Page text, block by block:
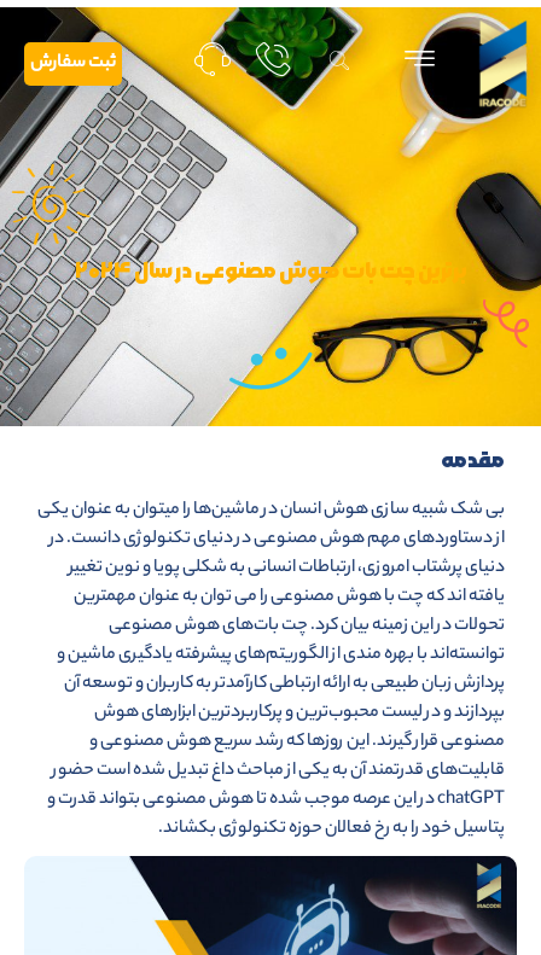
ثبت سفارش
برترین چت بات هوش مصنوعی در سال ۲۰۲۴
مقدمه
بی شک شبیه سازی هوش انسان در ماشین‌ها را میتوان به عنوان یکی
از دستاوردهای مهم هوش مصنوعی در دنیای تکنولوژی دانست. در
دنیای پرشتاب امروزی، ارتباطات انسانی به شکلی پویا و نوین تغییر
یافته اند که چت با هوش مصنوعی را می توان به عنوان مهمترین
تحولات در این زمینه بیان کرد. چت بات‌های هوش مصنوعی
توانسته‌اند با بهره مندی از الگوریتم‌های پیشرفته یادگیری ماشین و
پردازش زبان طبیعی به ارائه ارتباطی کارآمدتر به کاربران و توسعه آن
بپردازند و در لیست محبوب‌ترین و پرکاربردترین ابزارهای هوش
مصنوعی قرار گیرند. این روزها که رشد سریع هوش مصنوعی و
قابلیت‌های قدرتمند آن به یکی از مباحث داغ تبدیل شده است حضور
chatGPT در این عرصه موجب شده تا هوش مصنوعی بتواند قدرت و
پتاسیل خود را به رخ فعالان حوزه تکنولوژی بکشاند.